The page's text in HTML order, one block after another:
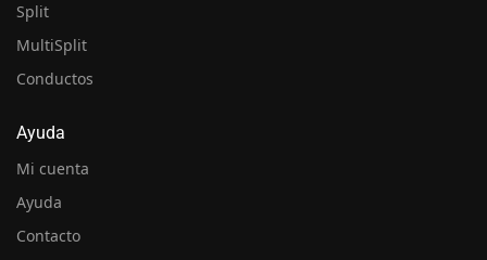
Split
MultiSplit
Conductos
Ayuda
Mi cuenta
Ayuda
Contacto